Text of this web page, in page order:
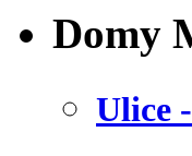
Domy
Ulice